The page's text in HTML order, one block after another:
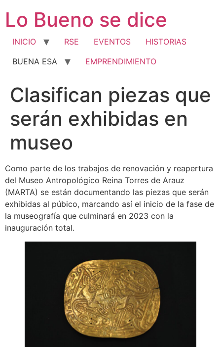
contenido
Lo Bueno se dice
INICIO RSE EVENTOS
HISTORIAS
BUENA ESA
EMPRENDIMIENTO
Clasifican piezas que
serán exhibidas en
museo
Como parte de los trabajos de renovación y reapertura
del Museo Antropológico Reina Torres de Arauz
(MARTA) se están documentando las piezas que serán
exhibidas al púbico, marcando así el inicio de la fase de
la museografía que culminará en 2023 con la
inauguración total.